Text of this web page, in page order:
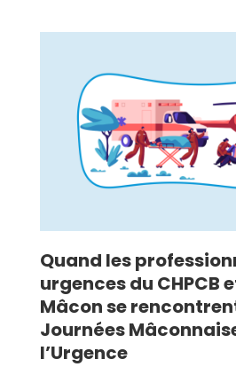
Quand les
urgences du CHPCB
Mâcon se
Journées
l’Urgence